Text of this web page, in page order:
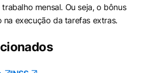
mensal. Ou seja, o bônus
na execução da tarefas extras.